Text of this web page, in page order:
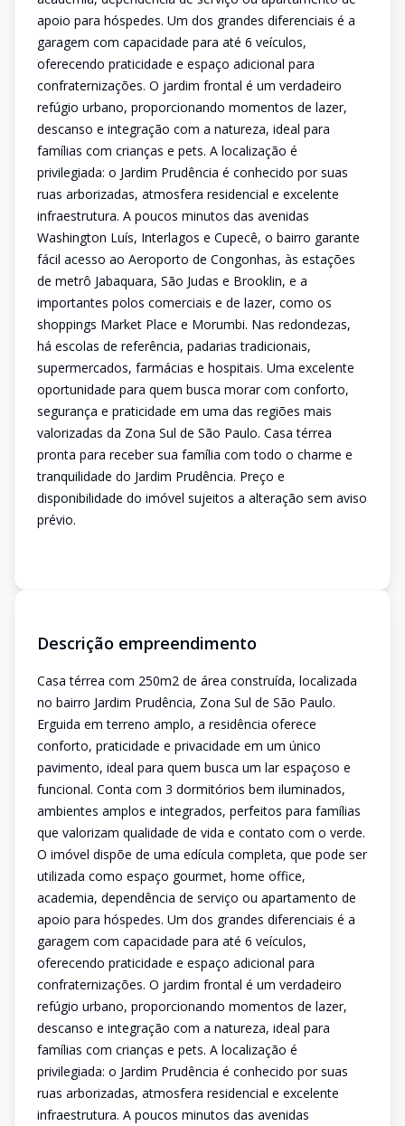
apoio para hóspedes. Um dos grandes diferenciais é a
garagem com capacidade para até 6 veículos,
oferecendo praticidade e espaço adicional para
confraternizações. O jardim frontal é um verdadeiro
refúgio urbano, proporcionando momentos de lazer,
descanso e integração com a natureza, ideal para
famílias com crianças e pets. A localização é
privilegiada: o Jardim Prudência é conhecido por suas
ruas arborizadas, atmosfera residencial e excelente
infraestrutura. A poucos minutos das avenidas
Washington Luís, Interlagos e Cupecê, o bairro garante
fácil acesso ao Aeroporto de Congonhas, às estações
de metrô Jabaquara, São Judas e Brooklin, e a
importantes polos comerciais e de lazer, como os
shoppings Market Place e Morumbi. Nas redondezas,
há escolas de referência, padarias tradicionais,
supermercados, farmácias e hospitais. Uma excelente
oportunidade para quem busca morar com conforto,
segurança e praticidade em uma das regiões mais
valorizadas da Zona Sul de São Paulo. Casa térrea
pronta para receber sua família com todo o charme e
tranquilidade do Jardim Prudência. Preço e
disponibilidade do imóvel sujeitos a alteração sem aviso
prévio.
Descrição empreendimento
Casa térrea com 250m2 de área construída, localizada
no bairro Jardim Prudência, Zona Sul de São Paulo.
Erguida em terreno amplo, a residência oferece
conforto, praticidade e privacidade em um único
pavimento, ideal para quem busca um lar espaçoso e
funcional. Conta com 3 dormitórios bem iluminados,
ambientes amplos e integrados, perfeitos para famílias
que valorizam qualidade de vida e contato com o verde.
O imóvel dispõe de uma edícula completa, que pode ser
utilizada como espaço gourmet, home office,
academia, dependência de serviço ou apartamento de
apoio para hóspedes. Um dos grandes diferenciais é a
garagem com capacidade para até 6 veículos,
oferecendo praticidade e espaço adicional para
confraternizações. O jardim frontal é um verdadeiro
refúgio urbano, proporcionando momentos de lazer,
descanso e integração com a natureza, ideal para
famílias com crianças e pets. A localização é
privilegiada: o Jardim Prudência é conhecido por suas
ruas arborizadas, atmosfera residencial e excelente
infraestrutura. A poucos minutos das avenidas